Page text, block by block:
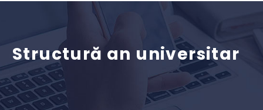
Structură an universitar